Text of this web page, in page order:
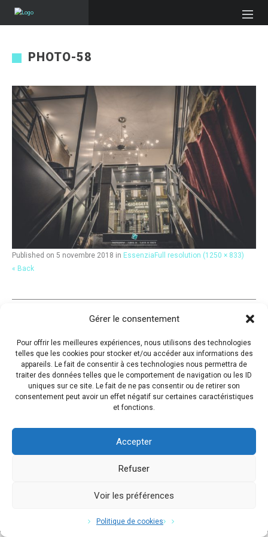
Gérer le consentement
Pour offrir les meilleures expériences, nous utilisons des technologies
telles que les cookies pour stocker et/ou accéder aux informations des
appareils. Le fait de consentir à ces technologies nous permettra de
traiter des données telles que le comportement de navigation ou les ID
uniques sur ce site. Le fait de ne pas consentir ou de retirer son
consentement peut avoir un effet négatif sur certaines caractéristiques
et fonctions.
Accepter
Refuser
Voir les préférences
Politique de cookies
PHOTO-58
Published on 5 novembre 2018 in Essenzia Full resolution (1250 × 833)
« Back
Copyright © 2017 Flavio Da Costa. All Rights Reserved.